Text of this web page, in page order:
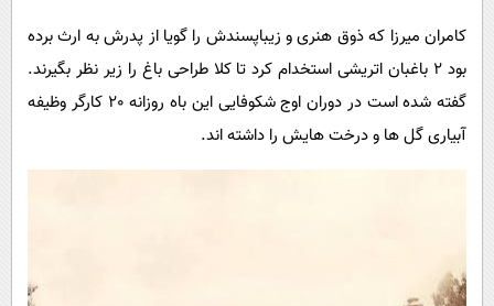
کامران میرزا که ذوق هنری و زیباپسندش را گویا از پدرش به ارث برده
بود 2 باغبان اتریشی استخدام کرد تا کلا طراحی باغ را زیر نظر بگیرند.
گفته شده است در دوران اوج شکوفایی این باه روزانه 20 کارگر وظیفه
آبیاری گل ها و درخت هایش را داشته اند.